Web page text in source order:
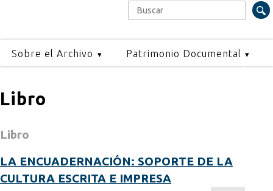
Formulario de búsqueda
Buscar
Sobre el Archivo Patrimonio Documental
Libro
Libro
LA ENCUADERNACIÓN: SOPORTE DE LA
CULTURA ESCRITA E IMPRESA